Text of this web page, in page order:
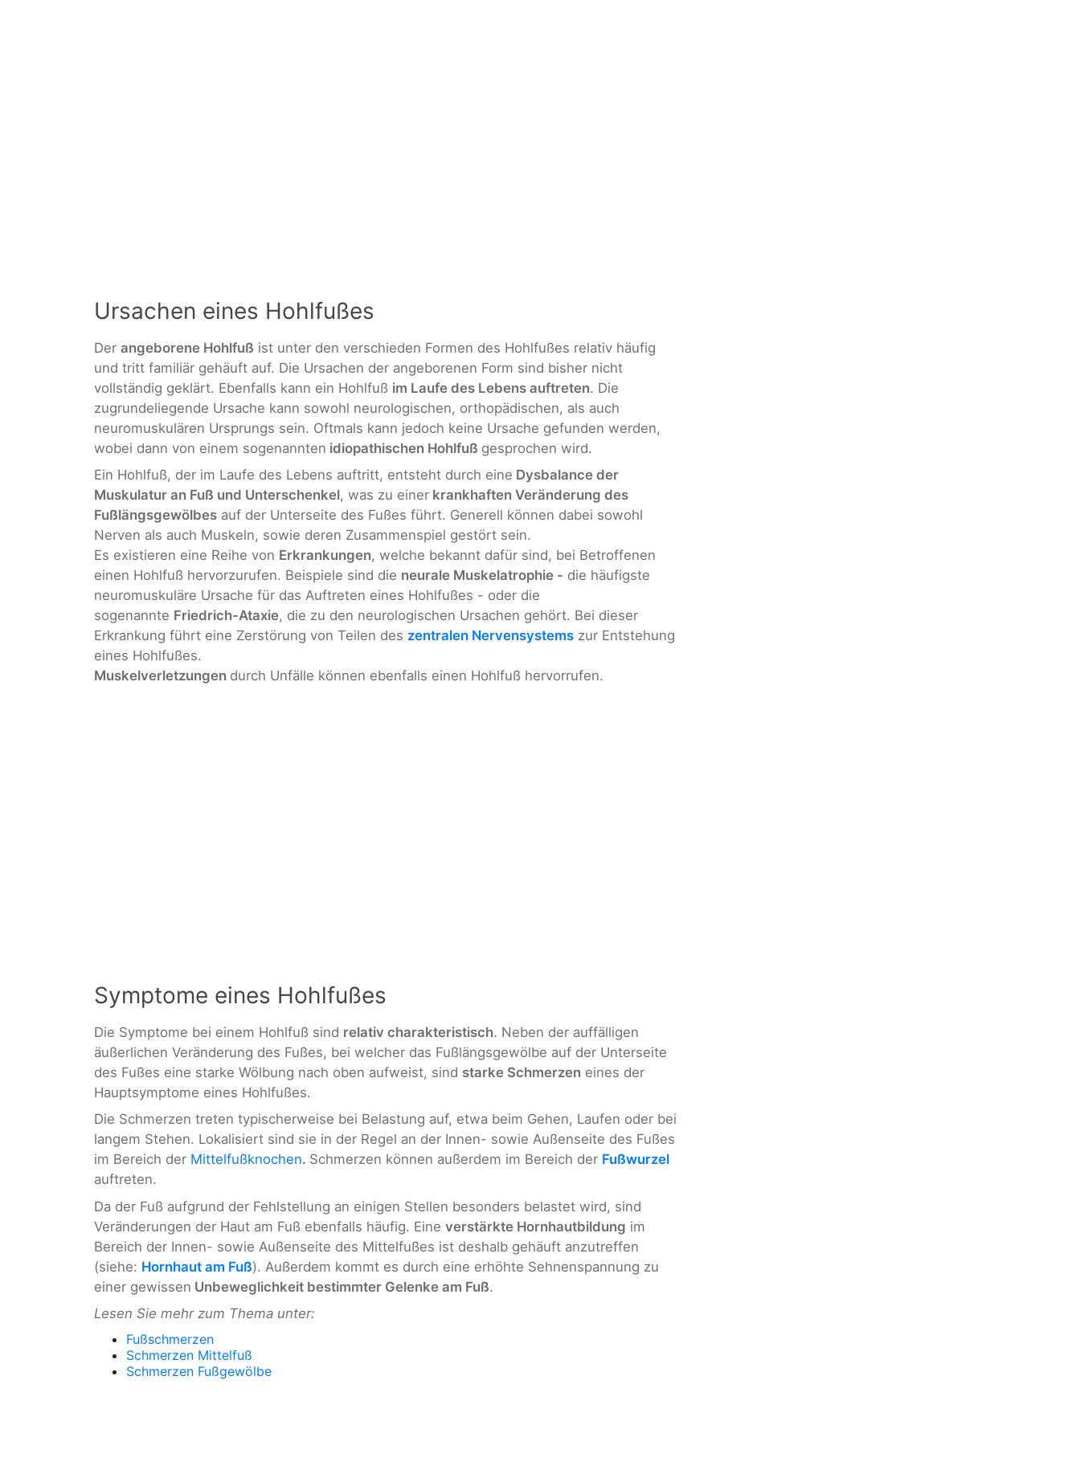
Ursachen eines Hohlfußes
Der angeborene Hohlfuß ist unter den verschieden Formen des Hohlfußes relativ häufig
und tritt familiär gehäuft auf. Die Ursachen der angeborenen Form sind bisher nicht
vollständig geklärt. Ebenfalls kann ein Hohlfuß im Laufe des Lebens auftreten. Die
zugrundeliegende Ursache kann sowohl neurologischen, orthopädischen, als auch
neuromuskulären Ursprungs sein. Oftmals kann jedoch keine Ursache gefunden werden,
wobei dann von einem sogenannten idiopathischen Hohlfuß gesprochen wird.
Ein Hohlfuß, der im Laufe des Lebens auftritt, entsteht durch eine Dysbalance der
Muskulatur an Fuß und Unterschenkel, was zu einer krankhaften Veränderung des
Fußlängsgewölbes auf der Unterseite des Fußes führt. Generell können dabei sowohl
Nerven als auch Muskeln, sowie deren Zusammenspiel gestört sein.
Es existieren eine Reihe von Erkrankungen, welche bekannt dafür sind, bei Betroffenen
einen Hohlfuß hervorzurufen. Beispiele sind die neurale Muskelatrophie - die häufigste
neuromuskuläre Ursache für das Auftreten eines Hohlfußes - oder die
sogenannte Friedrich-Ataxie, die zu den neurologischen Ursachen gehört. Bei dieser
Erkrankung führt eine Zerstörung von Teilen des zentralen Nervensystems zur Entstehung
eines Hohlfußes.
Muskelverletzungen durch Unfälle können ebenfalls einen Hohlfuß hervorrufen.
Symptome eines Hohlfußes
Die Symptome bei einem Hohlfuß sind relativ charakteristisch. Neben der auffälligen
äußerlichen Veränderung des Fußes, bei welcher das Fußlängsgewölbe auf der Unterseite
des Fußes eine starke Wölbung nach oben aufweist, sind starke Schmerzen eines der
Hauptsymptome eines Hohlfußes.
Die Schmerzen treten typischerweise bei Belastung auf, etwa beim Gehen, Laufen oder bei
langem Stehen. Lokalisiert sind sie in der Regel an der Innen- sowie Außenseite des Fußes
im Bereich der Mittelfußknochen. Schmerzen können außerdem im Bereich der Fußwurzel
auftreten.
Da der Fuß aufgrund der Fehlstellung an einigen Stellen besonders belastet wird, sind
Veränderungen der Haut am Fuß ebenfalls häufig. Eine verstärkte Hornhautbildung im
Bereich der Innen- sowie Außenseite des Mittelfußes ist deshalb gehäuft anzutreffen
(siehe: Hornhaut am Fuß). Außerdem kommt es durch eine erhöhte Sehnenspannung zu
einer gewissen Unbeweglichkeit bestimmter Gelenke am Fuß.
Lesen Sie mehr zum Thema unter:
Fußschmerzen
Schmerzen Mittelfuß
Schmerzen Fußgewölbe